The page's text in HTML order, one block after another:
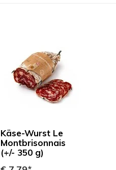
Käse-Wurst Le
Montbrisonnais
(+/- 350 g)